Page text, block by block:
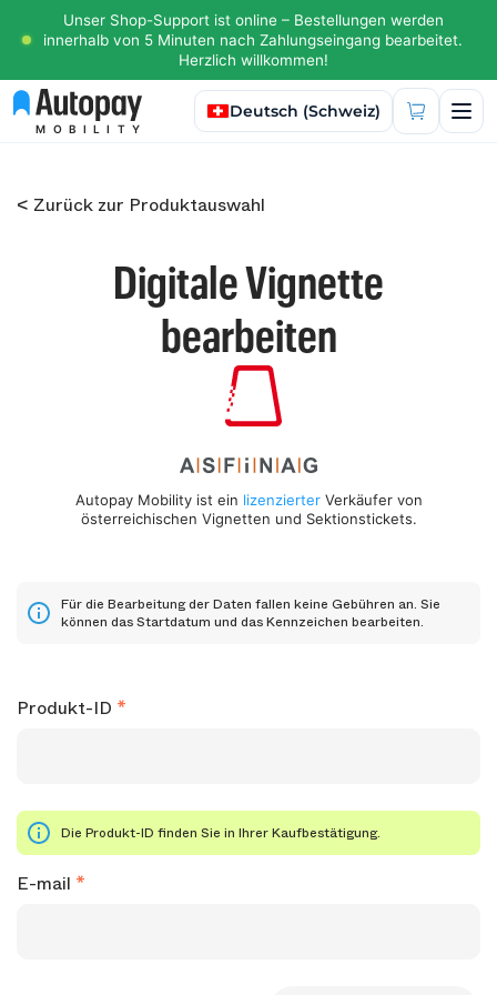
Unser Shop-Support ist online – Bestellungen werden
innerhalb von 5 Minuten nach Zahlungseingang bearbeitet.
Herzlich willkommen!
MOBILITY
Sprache auswählen
Deutsch (Schweiz)
< Zurück zur Produktauswahl
Digitale Vignette
bearbeiten
Autopay Mobility ist ein lizenzierterVerkäufer von
österreichischen Vignetten und Sektionstickets.
Für die Bearbeitung der Daten fallen keine Gebühren an. Sie
können das Startdatum und das Kennzeichen bearbeiten.
Produkt-ID
Die Produkt-ID finden Sie in Ihrer Kaufbestätigung.
E-mail